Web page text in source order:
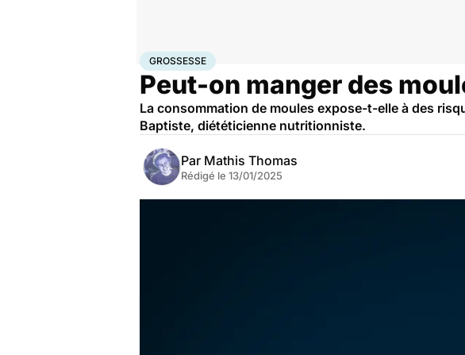
AccueilBien-êtreNutrition
GROSSESSE
Peut-on manger des
La consommation de moules expose-t-elle à des
Baptiste, diététicienne nutritionniste.
Par Mathis Thomas
Rédigé le 13/01/2025